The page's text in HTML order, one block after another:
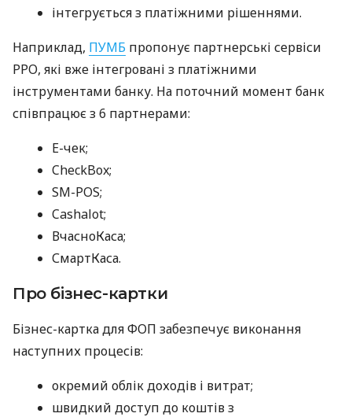
інтегрується з платіжними рішеннями.
Наприклад, ПУМБ пропонує партнерські сервіси
РРО, які вже інтегровані з платіжними
інструментами банку. На поточний момент банк
співпрацює з 6 партнерами:
E-чек;
CheckBox;
SM-POS;
Cashalot;
ВчасноКаса;
СмартКаса.
Про бізнес-картки
Бізнес-картка для ФОП забезпечує виконання
наступних процесів:
окремий облік доходів і витрат;
швидкий доступ до коштів з